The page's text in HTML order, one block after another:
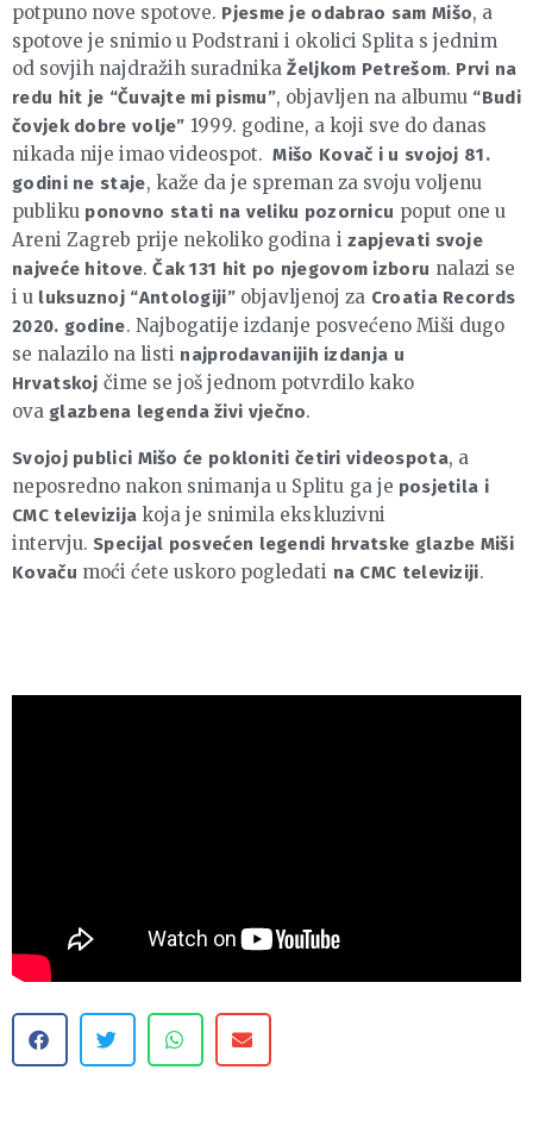
potpuno nove spotove. Pjesme je odabrao sam Mišo, a
spotove je snimio u Podstrani i okolici Splita s jednim
od sovjih najdražih suradnikaŽeljkom Petrešom. Prvi na
redu hit je “Čuvajte mi pismu”, objavljen na albumu “Budi
čovjek dobre volje” 1999. godine, a koji sve do danas
nikada nije imao videospot.Mišo Kovač i u svojoj 81.
godini ne staje, kaže da je spreman za svoju voljenu
publiku ponovno stati na veliku pozornicu poput one u
Areni Zagreb prije nekoliko godina i zapjevati svoje
najveće hitove.Čak 131 hit po njegovom izboru nalazi se
i u luksuznoj “Antologiji” objavljenoj za Croatia Records
2020. godine. Najbogatije izdanje posvećeno Miši dugo
se nalazilo na listi najprodavanijih izdanja u
Hrvatskojčime se još jednom potvrdilo kako
ova glazbena legenda živi vječno.
Svojoj publici Mišo će pokloniti četiri videospota, a
neposredno nakon snimanja u Splitu ga je posjetila i
CMC televizija koja je snimila ekskluzivni
intervju.Specijal posvećen legendi hrvatske glazbe Miši
Kovaču moći ćete uskoro pogledati na CMC televiziji.